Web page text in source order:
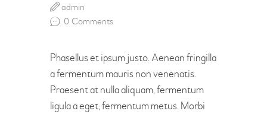
0 Comments
admin
Phasellus et ipsum justo. Aenean fringilla
a fermentum mauris non venenatis.
Praesent at nulla aliquam, fermentum
ligula a eget, fermentum metus. Morbi